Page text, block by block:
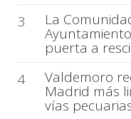
3
La
puerta a
4
Valdemoro
Madrid más
vías